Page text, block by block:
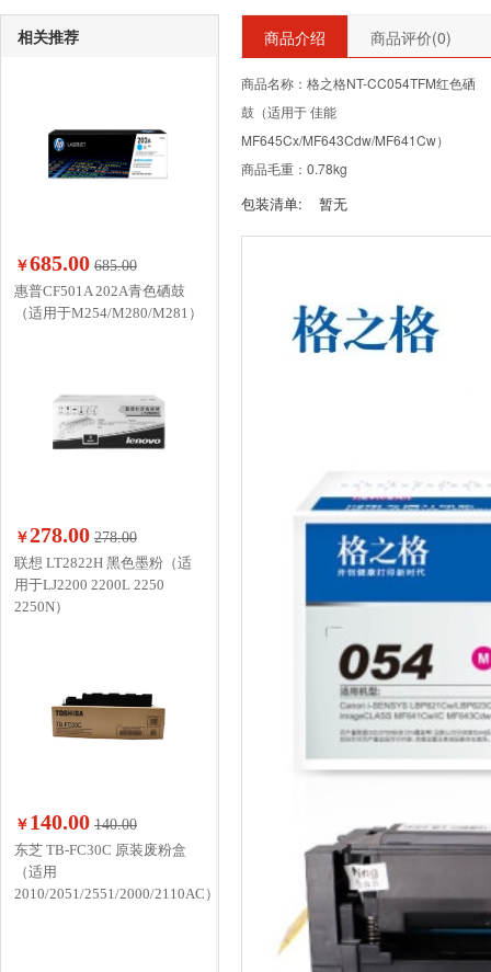
相关推荐
￥685.00 685.00
惠普CF501A 202A青色硒鼓
（适用于M254/M280/M281）
￥278.00 278.00
联想 LT2822H 黑色墨粉（适
用于LJ2200 2200L 2250
2250N）
￥ 140.00 140.00
东芝 TB-FC30C 原装废粉盒
（适用
2010/2051/2551/2000/2110AC）
商品介绍 商品评价(0)
商品名称：格之格NT-CC054TFM红色硒
鼓（适用于 佳能
MF645Cx/MF643Cdw/MF641Cw）
商品毛重：0.78kg
包装清单: 暂无